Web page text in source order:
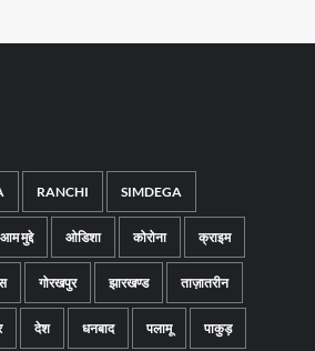
RANCHI SIMDEGA
आम मुद्दे ओडिशा कोरोना क्राइम
गोरखपुर झारखण्ड ताज़ातरीन
देश धनबाद पलामू पाकुड़